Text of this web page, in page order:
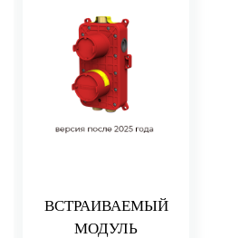
ВСТРАИВАЕМЫЙ
МОДУЛЬ